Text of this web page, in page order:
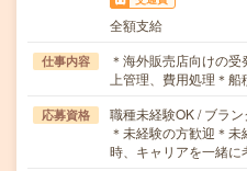
全額支給
仕事内容
＊海外販売店向けの
上管理、費用処理＊
応募資格
職種未経験OK / ブラ
＊未経験の方歓迎＊
時、キャリアを一緒